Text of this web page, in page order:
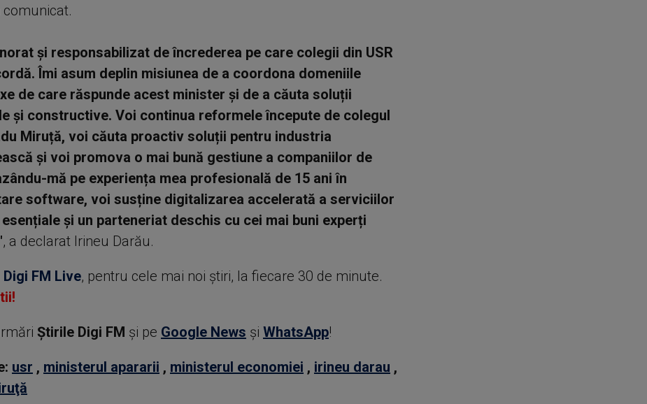
și responsabilizat de încrederea pe care colegii din USR
Îmi asum deplin misiunea de a coordona domeniile
de care răspunde acest minister și de a căuta soluții
și constructive. Voi continua reformele începute de colegul
Miruță, voi căuta proactiv soluții pentru industria
și voi promova o mai bună gestiune a companiilor de
mă pe experiența mea profesională de 15 ani în
software, voi susține digitalizarea accelerată a serviciilor
și un parteneriat deschis cu cei mai buni experți
, a declarat Irineu Darău.
Digi FM Live, pentru cele mai noi știri, la fiecare 30 de minute.
Știrile Digi FM şi pe Google News şi WhatsApp!
usr , ministerul apararii , ministerul economiei , irineu darau ,